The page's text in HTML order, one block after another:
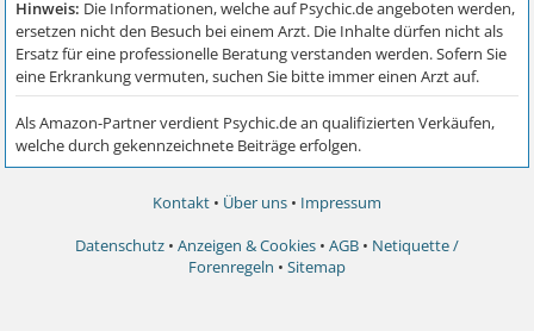
Kontakt • Über uns • Impressum
Datenschutz • Anzeigen & Cookies • AGB • Netiquette /
Forenregeln • Sitemap